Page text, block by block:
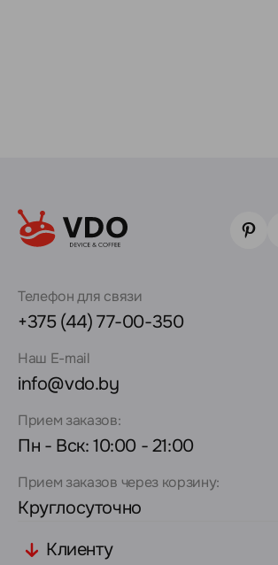
Телефон для связи
+375 (44) 77-00-350
Наш E-mail
info@vdo.by
Прием заказов:
Пн - Вск: 10:00 - 21:00
Прием заказов через корзину:
Круглосуточно
Клиенту